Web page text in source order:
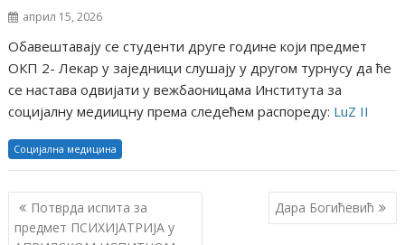
април 15, 2026
Обавештавају се студенти друге године који предмет
ОКП 2- Лекар у заједници слушају у другом турнусу да ће
се настава одвијати у вежбаоницама Института за
социјалну медиицну према следећем распореду: LuZ II
Социјална медицина
К
р
Потврда испита за
предмет ПСИХИЈАТРИЈА у
Дара Богићевић